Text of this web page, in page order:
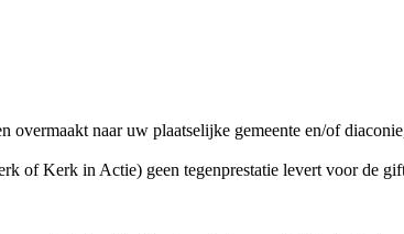
overmaakt naar uw plaatselijke gemeente en/of
of Kerk in Actie) geen tegenprestatie levert voor de